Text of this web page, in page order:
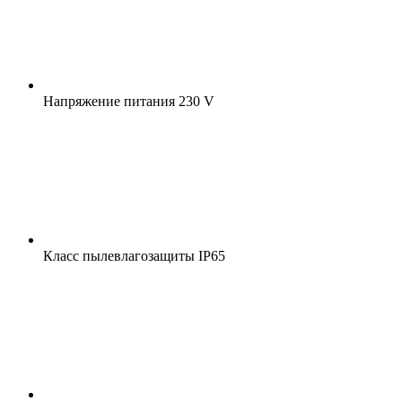
Напряжение питания 230 V
Класс пылевлагозащиты IP65